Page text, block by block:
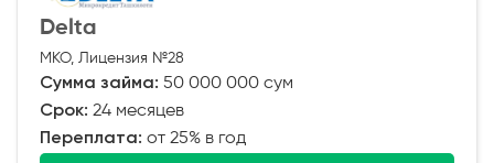
Кредит под залог спецтехники
Кредит онлайн
Кредит для предпринимателей
Кредит для самозанятых
Полезные статьи
Кредитный калькулятор
Delta
МКО, Лицензия №28
Сумма займа: 50 000 000 сум
Срок: 24 месяцев
Переплата: от 25% в год